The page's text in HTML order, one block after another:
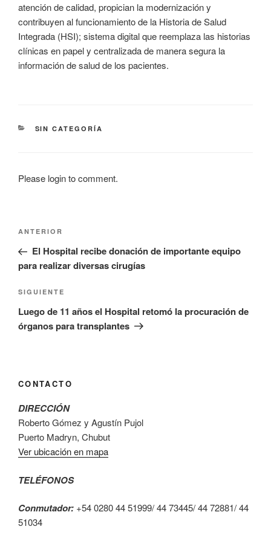
atención de calidad, propician la modernización y
contribuyen al funcionamiento de la Historia de Salud
Integrada (HSI); sistema digital que reemplaza las historias
clínicas en papel y centralizada de manera segura la
información de salud de los pacientes.
CATEGORÍAS
SIN CATEGORÍA
Please login to comment.
Navegación
entradas
Entrada
anterior
ANTERIOR
El Hospital recibe donación de importante equipo
para realizar diversas cirugías
Siguiente
entrada
SIGUIENTE
Luego de 11 años el Hospital retomó la procuración de
órganos para transplantes
CONTACTO
DIRECCIÓN
Roberto Gómez y Agustín Pujol
Puerto Madryn, Chubut
Ver ubicación en mapa
TELÉFONOS
Conmutador: +54 0280 44 51999/ 44 73445/ 44 72881/ 44
51034